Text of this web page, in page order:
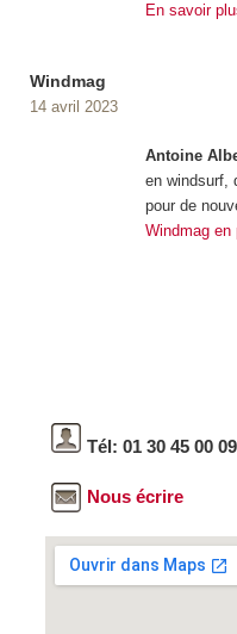
En savoir
Windmag
14 avril 2023
Antoine
en windsurf,
pour de
Windmag en
Tél: 01 30 45 00 09
Nous écrire